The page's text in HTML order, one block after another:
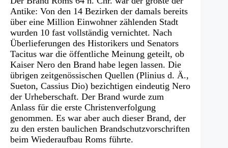
einem
neuen
Tab)
Antike: Von den 14 Bezirken der damals bereits
über eine Million Einwohner zählenden Stadt
wurden 10 fast vollständig vernichtet. Nach
Überlieferungen des Historikers und Senators
Tacitus war die öffentliche Meinung geteilt, ob
Kaiser Nero den Brand habe legen lassen. Die
übrigen zeitgenössischen Quellen (Plinius d. Ä.,
Sueton, Cassius Dio) bezichtigen eindeutig Nero
der Urheberschaft. Der Brand wurde zum
Anlass für die erste Christenverfolgung
genommen. Es war aber auch dieser Brand, der
zu den ersten baulichen Brandschutzvorschriften
beim Wiederaufbau Roms führte.